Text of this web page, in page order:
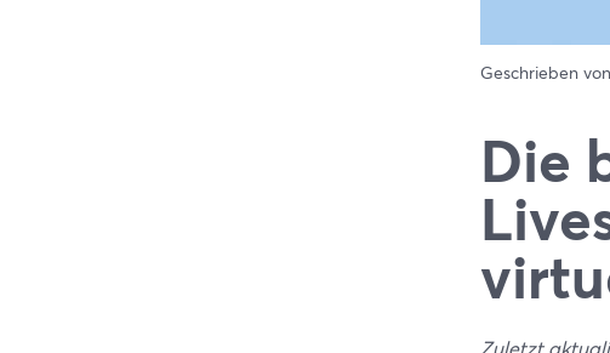
Geschrieben von
Die
Zuletzt